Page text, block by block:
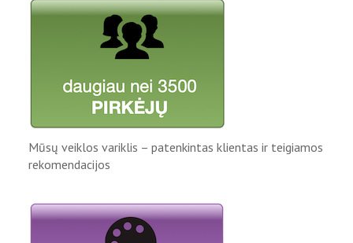
Mūsų veiklos variklis – patenkintas klientas ir teigiamos
rekomendacijos